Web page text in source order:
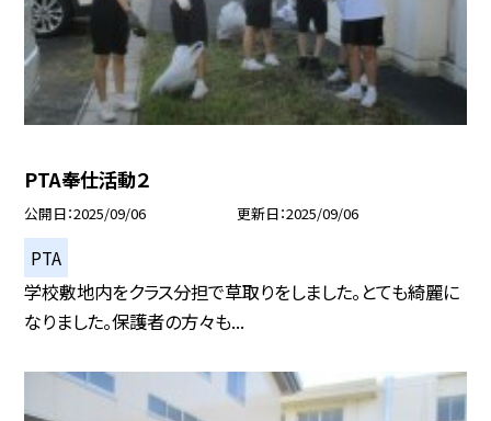
PTA奉仕活動２
公開日 2025/09/06 更新日 2025/09/06
PTA
学校敷地内をクラス分担で草取りをしました。とても綺麗に
なりました。保護者の方々も...